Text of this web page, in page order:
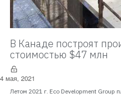
В Канаде построят
стоимостью $47 млн
4 мая, 2021
Летом 2021 г. Eco Development Group